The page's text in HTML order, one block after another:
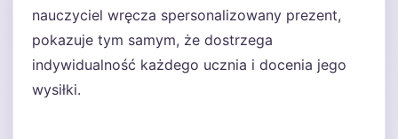
nauczyciel wręcza spersonalizowany prezent,
pokazuje tym samym, że dostrzega
indywidualność każdego ucznia i docenia jego
wysiłki.